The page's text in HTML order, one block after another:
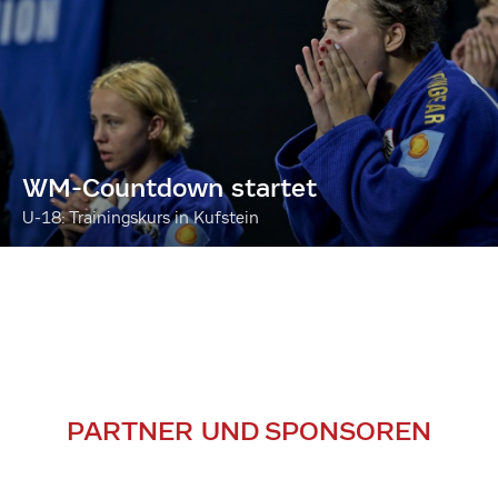
WM-Countdown startet
U-18: Trainingskurs in Kufstein
PARTNER UND SPONSOREN